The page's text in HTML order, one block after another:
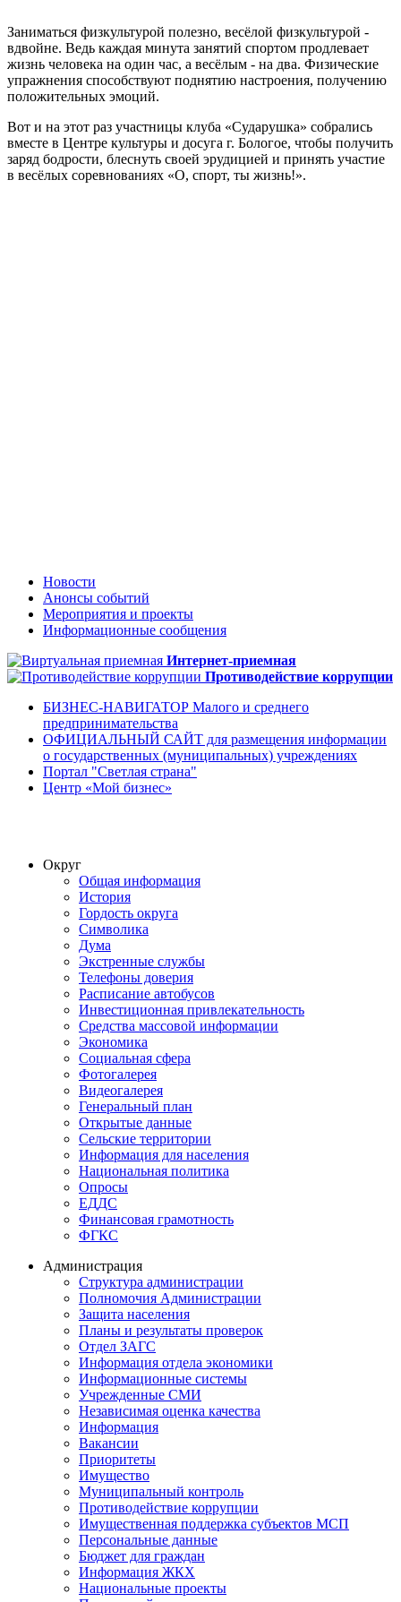
Заниматься физкультурой полезно, весёлой физкультурой -
вдвойне. Ведь каждая минута занятий спортом продлевает
жизнь человека на один час, а весёлым - на два. Физические
упражнения способствуют поднятию настроения, получению
положительных эмоций.
Вот и на этот раз участницы клуба «Сударушка» собрались
вместе в Центре культуры и досуга г. Бологое, чтобы получить
заряд бодрости, блеснуть своей эрудицией и принять участие
в весёлых соревнованиях «О, спорт, ты жизнь!».
Новости
Анонсы событий
Мероприятия и проекты
Информационные сообщения
Интернет-приемная
Противодействие коррупции
БИЗНЕС-НАВИГАТОР Малого и среднего
предпринимательства
ОФИЦИАЛЬНЫЙ САЙТ для размещения информации
о государственных (муниципальных) учреждениях
Портал "Светлая страна"
Центр «Мой бизнес»
Округ
Общая информация
История
Гордость округа
Символика
Дума
Экстренные службы
Телефоны доверия
Расписание автобусов
Инвестиционная привлекательность
Средства массовой информации
Экономика
Социальная сфера
Фотогалерея
Видеогалерея
Генеральный план
Открытые данные
Сельские территории
Информация для населения
Национальная политика
Опросы
ЕДДС
Финансовая грамотность
ФГКС
Администрация
Структура администрации
Полномочия Администрации
Защита населения
Планы и результаты проверок
Отдел ЗАГС
Информация отдела экономики
Информационные системы
Учрежденные СМИ
Независимая оценка качества
Информация
Вакансии
Приоритеты
Имущество
Муниципальный контроль
Противодействие коррупции
Имущественная поддержка субъектов МСП
Персональные данные
Бюджет для граждан
Информация ЖКХ
Национальные проекты